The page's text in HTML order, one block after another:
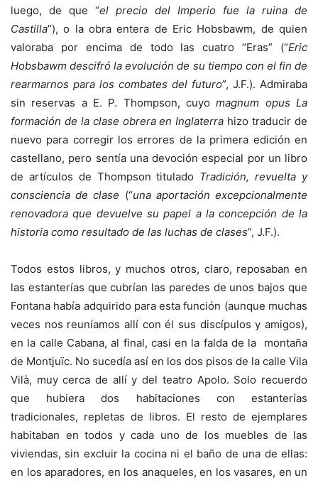
luego, de que “el precio del Imperio fue la ruina de
Castilla”), o la obra entera de Eric Hobsbawm, de quien
valoraba por encima de todo las cuatro “Eras” (“Eric
Hobsbawm descifró la evolución de su tiempo con el fin de
rearmarnos para los combates del futuro”, J.F.). Admiraba
sin reservas a E. P. Thompson, cuyomagnum opus La
formación de la clase obrera en Inglaterra hizo traducir de
nuevo para corregir los errores de la primera edición en
castellano, pero sentía una devoción especial por un libro
de artículos de Thompson titulado Tradición, revuelta y
consciencia de clase (“una aportación excepcionalmente
renovadora que devuelve su papel a la concepción de la
historia como resultado de las luchas de clases”, J.F.).
Todos estos libros, y muchos otros, claro, reposaban en
las estanterías que cubrían las paredes de unos bajos que
Fontana había adquirido para esta función (aunque muchas
veces nos reuníamos allí con él sus discípulos y amigos),
en la calle Cabana, al final, casi en la falda de la montaña
de Montjuïc. No sucedía así en los dos pisos de la calle Vila
Vilà, muy cerca de allí y del teatro Apolo. Solo recuerdo
que hubiera dos habitaciones con estanterías
tradicionales, repletas de libros. El resto de ejemplares
habitaban en todos y cada uno de los muebles de las
viviendas, sin excluir la cocina ni el baño de una de ellas:
en los aparadores, en los anaqueles, en los vasares, en un